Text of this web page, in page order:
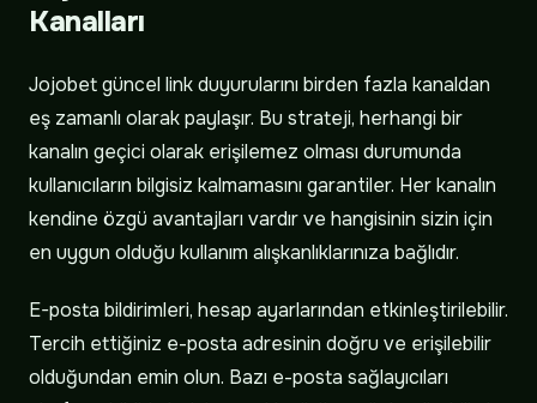
Kanalları
Jojobet güncel link duyurularını birden fazla kanaldan
eş zamanlı olarak paylaşır. Bu strateji, herhangi bir
kanalın geçici olarak erişilemez olması durumunda
kullanıcıların bilgisiz kalmamasını garantiler. Her kanalın
kendine özgü avantajları vardır ve hangisinin sizin için
en uygun olduğu kullanım alışkanlıklarınıza bağlıdır.
E-posta bildirimleri, hesap ayarlarından etkinleştirilebilir.
Tercih ettiğiniz e-posta adresinin doğru ve erişilebilir
olduğundan emin olun. Bazı e-posta sağlayıcıları